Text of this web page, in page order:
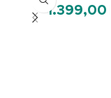
1.399,00